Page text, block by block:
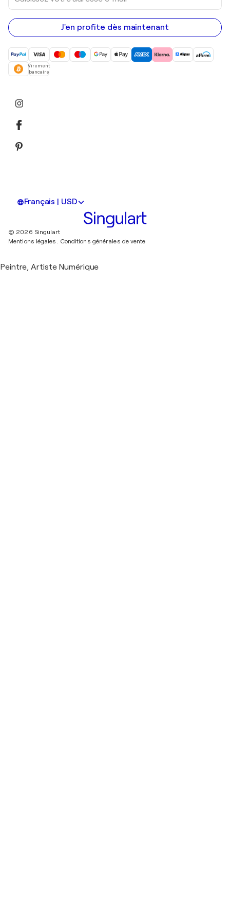
adresse
e-
mail
J'en profite dès maintenant
Virement
bancaire
Français | USD
© 2026 Singulart
Mentions légales. Conditions générales de vente
Peintre, Artiste Numérique